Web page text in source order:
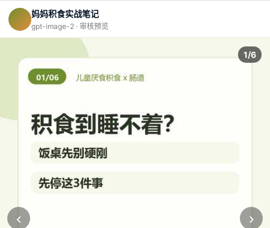
妈妈积食实战笔记
gpt-image-2 · 审核预览
1/6
‹ ›